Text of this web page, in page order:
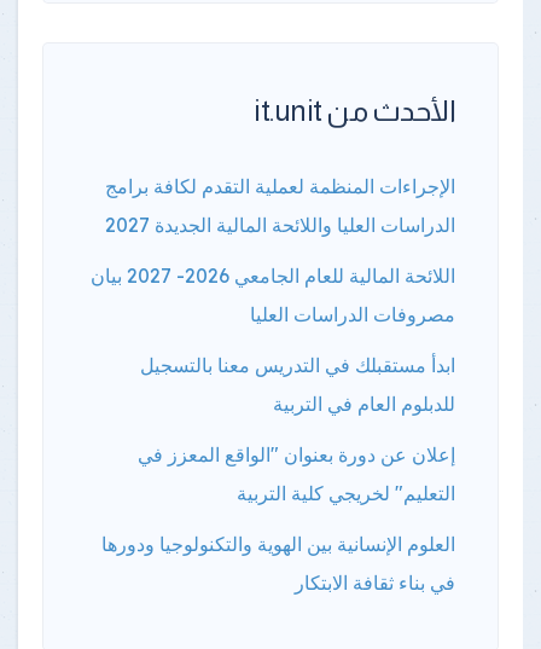
الأحدث من it.unit
الإجراءات المنظمة لعملية التقدم لكافة برامج
الدراسات العليا واللائحة المالية الجديدة 2027
اللائحة المالية للعام الجامعي 2026- 2027 بيان
مصروفات الدراسات العليا
ابدأ مستقبلك في التدريس معنا بالتسجيل
للدبلوم العام في التربية
إعلان عن دورة بعنوان "الواقع المعزز في
التعليم" لخريجي كلية التربية
العلوم الإنسانية بين الهوية والتكنولوجيا ودورها
في بناء ثقافة الابتكار